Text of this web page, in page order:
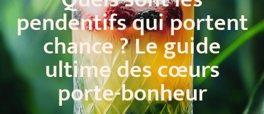
pendentifs qui portent
chance ? Le guide
ultime des cœurs
porte-bonheur